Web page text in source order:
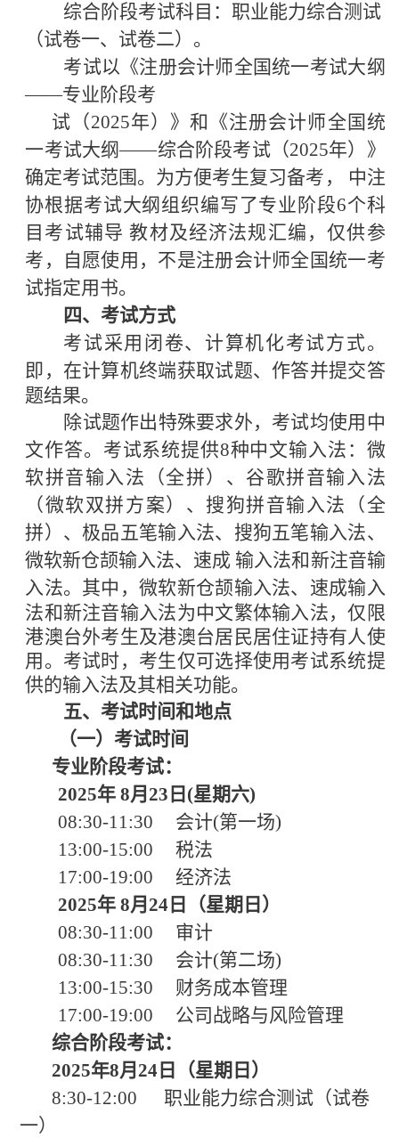
综合阶段考试科目：职业能力综合测试
（试卷一、试卷二）。
考试以《注册会计师全国统一考试大纲
——专业阶段考
试（2025年）》和《注册会计师全国统
一考试大纲——综合阶段考试（2025年）》
确定考试范围。为方便考生复习备考， 中注
协根据考试大纲组织编写了专业阶段6个科
目考试辅导 教材及经济法规汇编，仅供参
考，自愿使用，不是注册会计师全国统一考
试指定用书。
四、考试方式
考试采用闭卷、计算机化考试方式。
即，在计算机终端获取试题、作答并提交答
题结果。
除试题作出特殊要求外，考试均使用中
文作答。考试系统提供8种中文输入法：微
软拼音输入法（全拼）、谷歌拼音输入法
（微软双拼方案）、搜狗拼音输入法（全
拼）、极品五笔输入法、搜狗五笔输入法、
微软新仓颉输入法、速成 输入法和新注音输
入法。其中，微软新仓颉输入法、速成输入
法和新注音输入法为中文繁体输入法，仅限
港澳台外考生及港澳台居民居住证持有人使
用。考试时，考生仅可选择使用考试系统提
供的输入法及其相关功能。
五、考试时间和地点
（一）考试时间
专业阶段考试：
2025年 8月23 日 (星期六)
08:30-11:30 会计(第一场)
13:00-15:00 税法
17:00-19:00 经济法
2025年 8月24 日（星期日）
08:30-11:00 审计
08:30-11:30 会计(第二场)
13:00-15:30 财务成本管理
17:00-19:00 公司战略与风险管理
综合阶段考试：
2025年8月24 日（星期日）
8:30-12:00
职业能力综合测试（试卷
一）